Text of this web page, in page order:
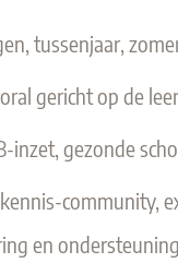
tussenjaar,
gericht op de
gezonde
community,
en